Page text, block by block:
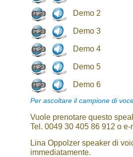
Demo 2
Demo 3
Demo 4
Demo 5
Demo 6
Per ascoltare il campione di
Vuole prenotare questo
Tel. 0049 30 405 86 912 o
Lina Oppolzer speaker di
immediatamente.